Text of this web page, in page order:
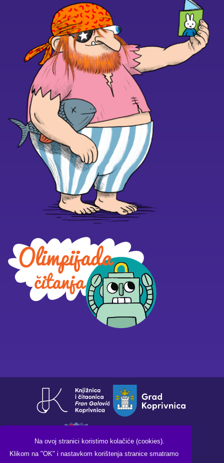
Na ovoj stranici koristimo kolačiće (cookies).
Klikom na "OK" i nastavkom korištenja stranice smatramo